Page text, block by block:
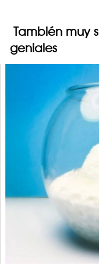
También muy
geniales